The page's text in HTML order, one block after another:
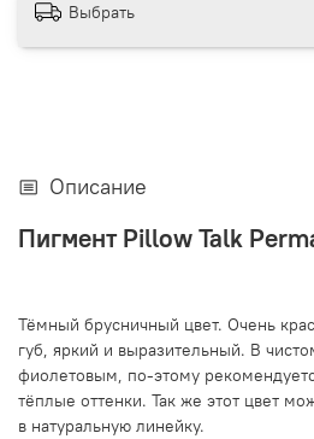
Выбрать
Описание
Пигмент Pillow Talk
Тёмный брусничный цвет. Очень
губ, яркий и выразительный. В
фиолетовым, по-этому
тёплые оттенки. Так же этот цвет
в натуральную линейку.